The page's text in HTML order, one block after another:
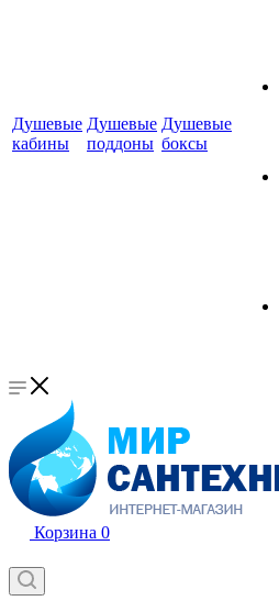
Душевые
кабины
Душевые
поддоны
Душевые
боксы
Корзина 0